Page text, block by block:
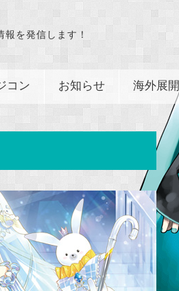
を発信します！
コン お知らせ 海外展開